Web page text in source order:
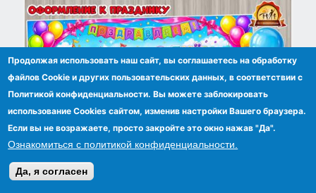
Продолжая использовать наш сайт, вы соглашаетесь на обработку
файлов Сookie и других пользовательских данных, в соответствии с
Политикой конфиденциальности. Вы можете заблокировать
использование Cookies сайтом, изменив настройки Вашего браузера.
Если вы не возражаете, просто закройте это окно нажав "Да".
Ознакомиться с политикой конфиденциальности.
Да, я согласен